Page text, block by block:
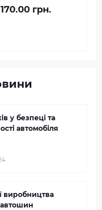
грн.
у безпеці та
автомобіля
виробництва